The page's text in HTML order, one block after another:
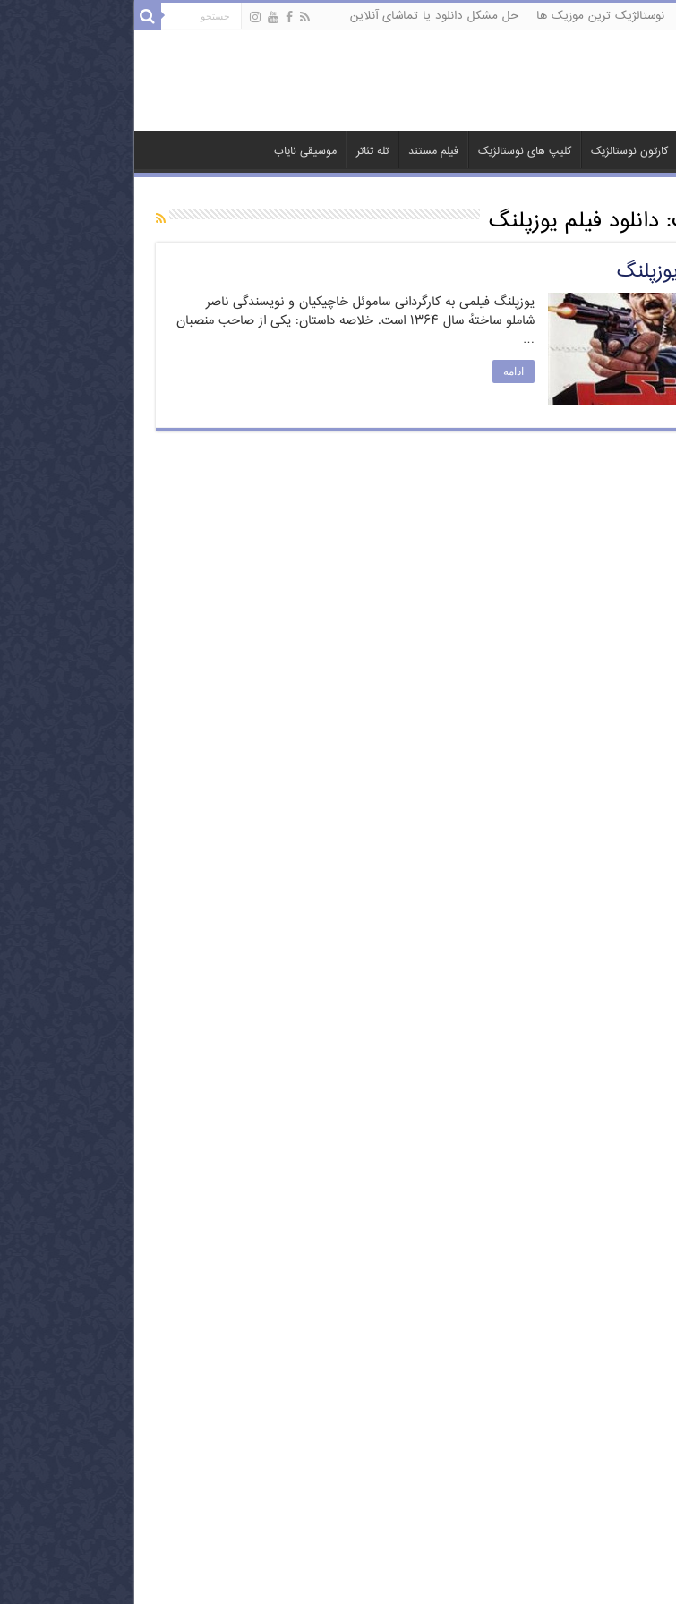
نوستالژیک ترین موزیک ها حل مشکل دانلود یا تماشای آنلاین
کارتون نوستالژیک کلیپ های نوستالژیک فیلم مستند تله تئاتر موسیقی نایاب
دانلود فیلم یوزپلنگ
یوزپلنگ فیلمی به کارگردانی ساموئل خاچیکیان و نویسندگی ناصر
شاملو ساختهٔ سال ۱۳۶۴ است. خلاصه داستان: یکی از صاحب منصبان
…
ادامه